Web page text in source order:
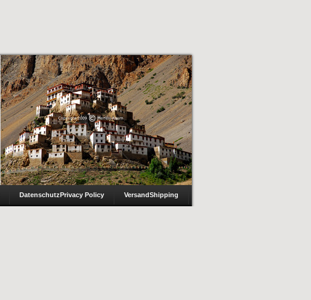
DatenschutzPrivacy Policy VersandShipping